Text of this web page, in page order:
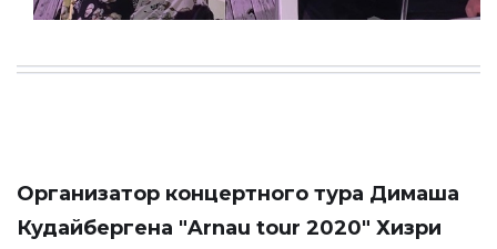
Организатор концертного тура Димаша
Кудайбергена "Arnau tour 2020" Хизри